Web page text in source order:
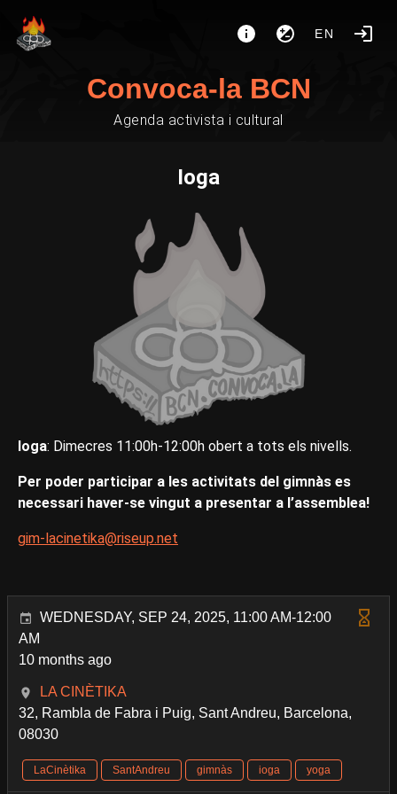
EN
Convoca-la BCN
Agenda activista i cultural
Ioga
Ioga: Dimecres 11:00h-12:00h obert a tots els nivells.
Per poder participar a les activitats del gimnàs es
necessari haver-se vingut a presentar a l’assemblea!
gim-lacinetika@riseup.net
WEDNESDAY, SEP 24, 2025, 11:00 AM-12:00
AM
10 months ago
LA CINÈTIKA
32, Rambla de Fabra i Puig, Sant Andreu, Barcelona,
08030
LaCinètika SantAndreu gimnàs ioga yoga